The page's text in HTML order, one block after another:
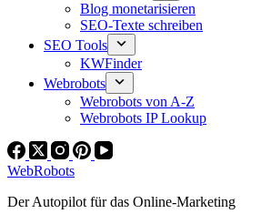
Blog monetarisieren
SEO-Texte schreiben
SEO Tools
KWFinder
Webrobots
Webrobots von A-Z
Webrobots IP Lookup
WebRobots
Der Autopilot für das Online-Marketing